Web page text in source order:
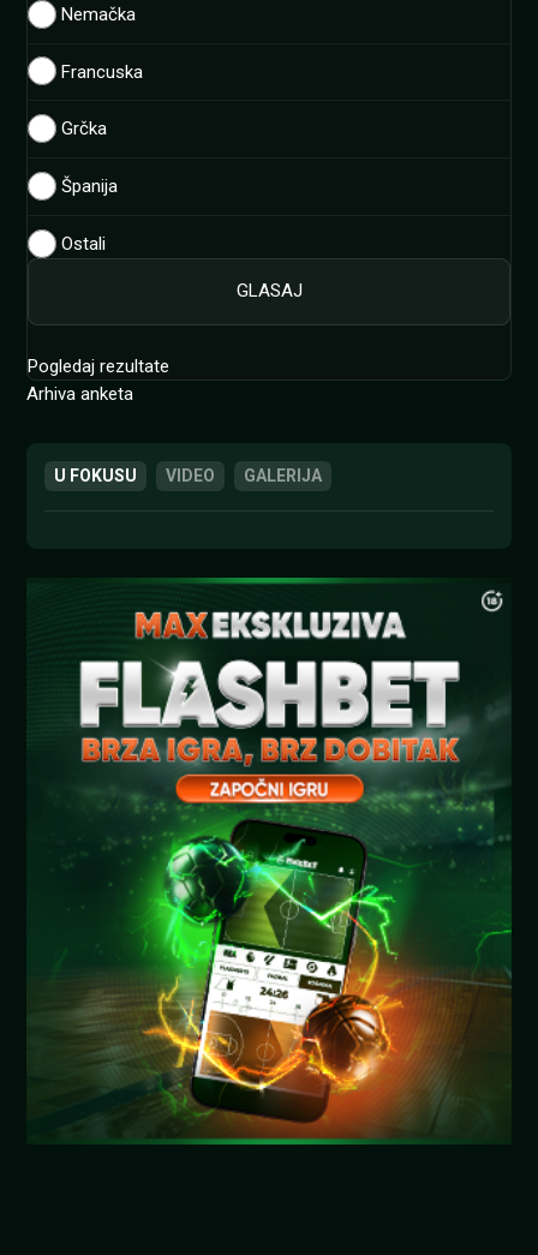
Nemačka
Francuska
Grčka
Španija
Ostali
Pogledaj rezultate
Arhiva anketa
U FOKUSU VIDEO GALERIJA